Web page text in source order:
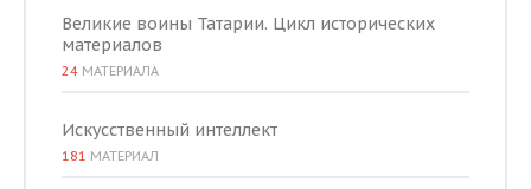
Великие воины Татарии. Цикл исторических
материалов
24 МАТЕРИАЛА
Искусственный интеллект
181 МАТЕРИАЛ